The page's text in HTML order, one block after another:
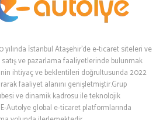
İstanbul Ataşehir’de e-ticaret siteleri ve
ve pazarlama faaliyetlerinde bulunmak
ihtiyaç ve beklentileri doğrultusunda 2022
faaliyet alanını genişletmiştir.Grup
ve dinamik kadrosu ile teknolojik
Autolye global e-ticaret platformlarında